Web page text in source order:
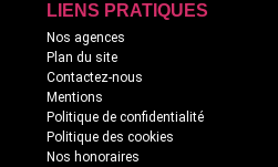
LIENS PRATIQUES
Nos agences
Plan du site
Contactez-nous
Mentions
Politique de confidentialité
Politique des cookies
Nos honoraires